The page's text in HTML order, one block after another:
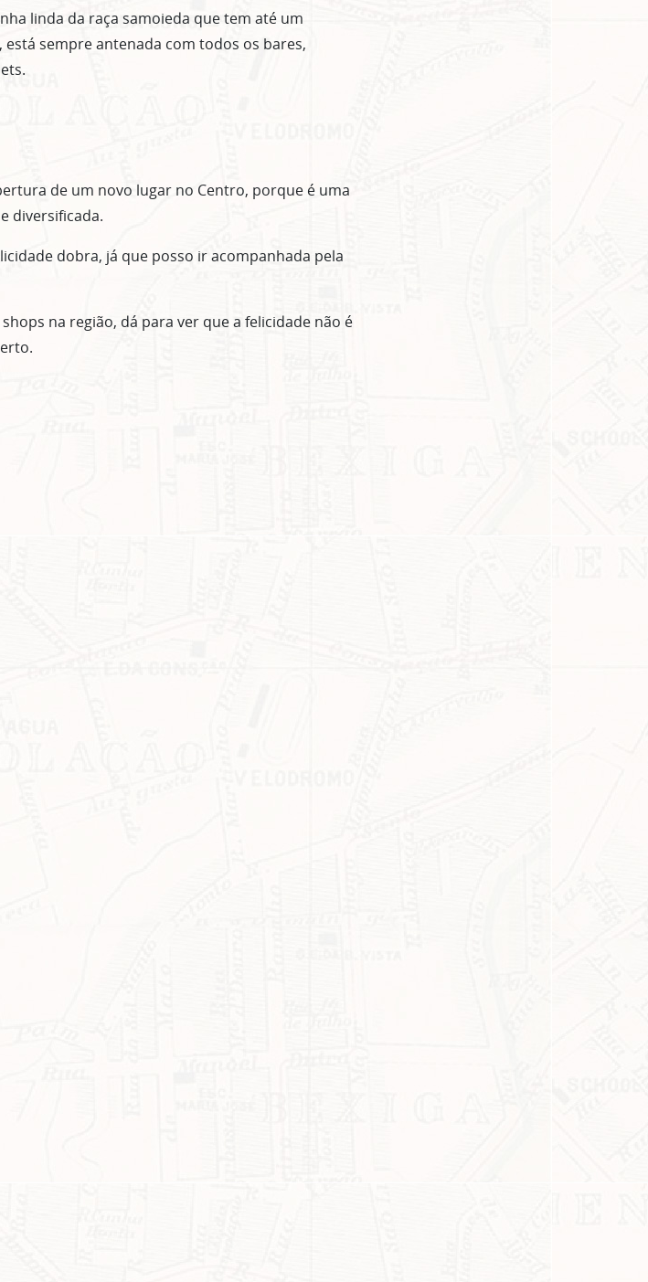
linda da raça samoieda que tem até um
, está sempre antenada com todos os bares,
de um novo lugar no Centro, porque é uma
diversificada.
dobra, já que posso ir acompanhada pela
na região, dá para ver que a felicidade não é